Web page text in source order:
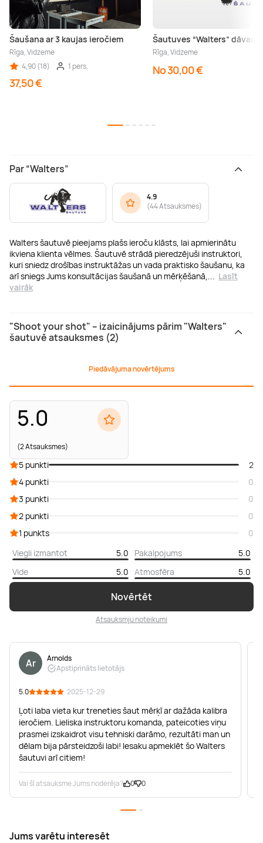
Šaušana ar 3 kaujas ieročiem
Rīga, Vidzeme
4,90 (18)
1 pers.
37,50 €
Šautuves “Walters”
Rīga, Vidzeme
No 30,00 €
Par “Walters”
Walters šautuvē pieejams plašs ieroču klāsts, lai apmierinātu
ikviena klienta vēlmes. Šautuvē strādā pieredzējuši instruktori,
kuri sniedz drošības instruktāžas un vada praktisko šaušanu, ka
arī sniegs Jums konsultācijas šaušanā un mērķēšanā,
Lasīt
vairāk
4.9
(44 Atsauksmes)
"Shoot your shot" – izaicinājums pārim "Walters"
šautuvē atsauksmes (2)
Piedāvājuma novērtējums
5.0
(2 Atsauksmes)
Novērtēt
Atsauksmju noteikumi
5 punkti
2
4 punkti
0
3 punkti
0
2 punkti
0
1 punkts
0
Viegli izmantot
5.0 Pakalpojums
5.0
Vide
5.0 Atmosfēra 5.0
Ar
Arnolds
Apstiprināts lietotājs
5.0 · 2025-12-29
Ļoti laba vieta kur treneties šaut mērķī ar dažāda kalibra
ieročiem. Lieliska instruktoru komanda, pateicoties viņu
prasmei izskaidrot visu tehniski darāmo, rezultāti man un
dēlam bija pārsteidzoši labi! Iesaku apmeklēt šo Walters
šautuvi arī citiem!
Vai šī atsauksme Jums noderēja? 0 0
Jums varētu interesēt